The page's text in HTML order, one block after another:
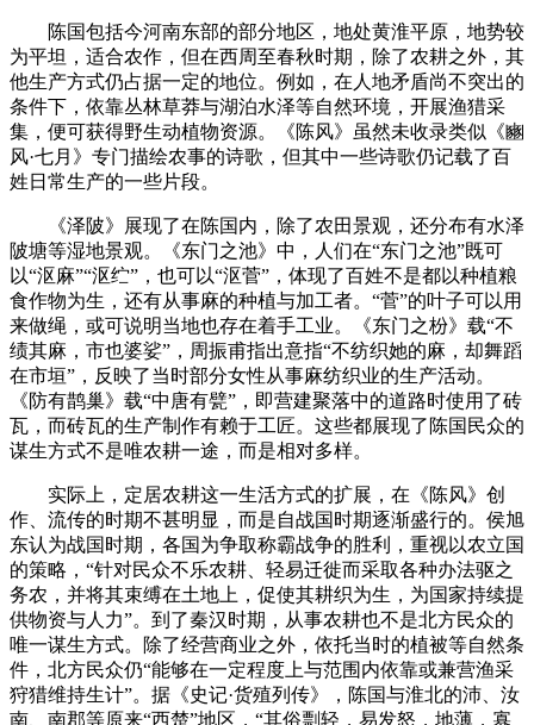
陈国包括今河南东部的部分地区，地处黄淮平原，地势较
为平坦，适合农作，但在西周至春秋时期，除了农耕之外，其
他生产方式仍占据一定的地位。例如，在人地矛盾尚不突出的
条件下，依靠丛林草莽与湖泊水泽等自然环境，开展渔猎采
集，便可获得野生动植物资源。《陈风》虽然未收录类似《豳
风·七月》专门描绘农事的诗歌，但其中一些诗歌仍记载了百
姓日常生产的一些片段。
《泽陂》展现了在陈国内，除了农田景观，还分布有水泽
陂塘等湿地景观。《东门之池》中，人们在“东门之池”既可
以“沤麻”“沤纻”，也可以“沤菅”，体现了百姓不是都以种植粮
食作物为生，还有从事麻的种植与加工者。“菅”的叶子可以用
来做绳，或可说明当地也存在着手工业。《东门之枌》载“不
绩其麻，市也婆娑”，周振甫指出意指“不纺织她的麻，却舞蹈
在市垣”，反映了当时部分女性从事麻纺织业的生产活动。
《防有鹊巢》载“中唐有甓”，即营建聚落中的道路时使用了砖
瓦，而砖瓦的生产制作有赖于工匠。这些都展现了陈国民众的
谋生方式不是唯农耕一途，而是相对多样。
实际上，定居农耕这一生活方式的扩展，在《陈风》创
作、流传的时期不甚明显，而是自战国时期逐渐盛行的。侯旭
东认为战国时期，各国为争取称霸战争的胜利，重视以农立国
的策略，“针对民众不乐农耕、轻易迁徙而采取各种办法驱之
务农，并将其束缚在土地上，促使其耕织为生，为国家持续提
供物资与人力”。到了秦汉时期，从事农耕也不是北方民众的
唯一谋生方式。除了经营商业之外，依托当时的植被等自然条
件，北方民众仍“能够在一定程度上与范围内依靠或兼营渔采
狩猎维持生计”。据《史记·货殖列传》，陈国与淮北的沛、汝
南、南郡等原来“西楚”地区，“其俗剽轻，易发怒，地薄，寡